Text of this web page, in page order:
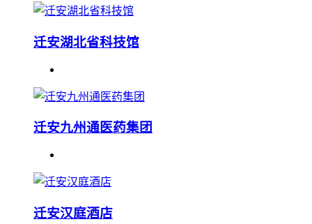
迁安湖北省科技馆
迁安九州通医药集团
迁安汉庭酒店